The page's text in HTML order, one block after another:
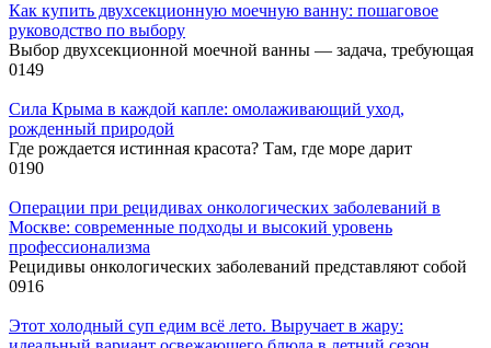
Как купить двухсекционную моечную ванну: пошаговое
руководство по выбору
Выбор двухсекционной моечной ванны — задача, требующая
0149
Сила Крыма в каждой капле: омолаживающий уход,
рожденный природой
Где рождается истинная красота? Там, где море дарит
0190
Операции при рецидивах онкологических заболеваний в
Москве: современные подходы и высокий уровень
профессионализма
Рецидивы онкологических заболеваний представляют собой
0916
Этот холодный суп едим всё лето. Выручает в жару: